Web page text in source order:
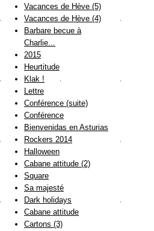
Vacances de Hève (5)
Vacances de Hève (4)
Barbare becue à
Charlie...
2015
Heurtitude
Klak !
Lettre
Conférence (suite)
Conférence
Bienvenidas en Asturias
Rockers 2014
Halloween
Cabane attitude (2)
Square
Sa majesté
Dark holidays
Cabane attitude
Cartons (3)